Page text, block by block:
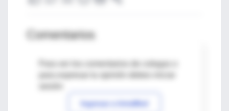
Comentarios
Para ver los comentarios de colegas o
Ingresar a IntraMed